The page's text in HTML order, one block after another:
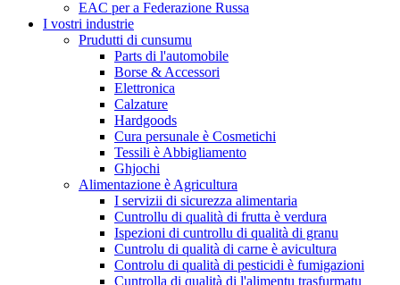
EAC per a Federazione Russa
I vostri industrie
Prudutti di cunsumu
Parts di l'automobile
Borse & Accessori
Elettronica
Calzature
Hardgoods
Cura persunale è Cosmetichi
Tessili è Abbigliamento
Ghjochi
Alimentazione è Agricultura
I servizii di sicurezza alimentaria
Cuntrollu di qualità di frutta è verdura
Ispezioni di cuntrollu di qualità di granu
Cuntrolu di qualità di carne è avicultura
Controlu di qualità di pesticidi è fumigazioni
Cuntrolla di qualità di l'alimentu trasfurmatu